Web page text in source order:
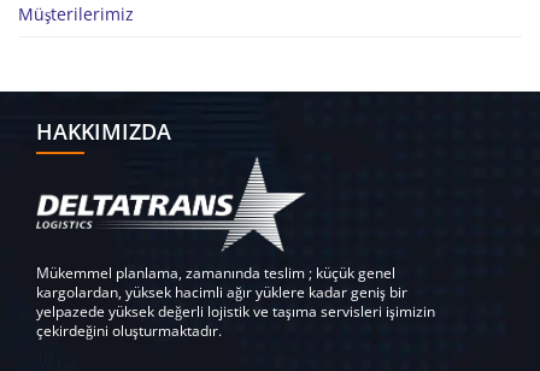
Müşterilerimiz
HAKKIMIZDA
Mükemmel planlama, zamanında teslim ; küçük genel
kargolardan, yüksek hacimli ağır yüklere kadar geniş bir
yelpazede yüksek değerli lojistik ve taşıma servisleri işimizin
çekirdeğini oluşturmaktadır.